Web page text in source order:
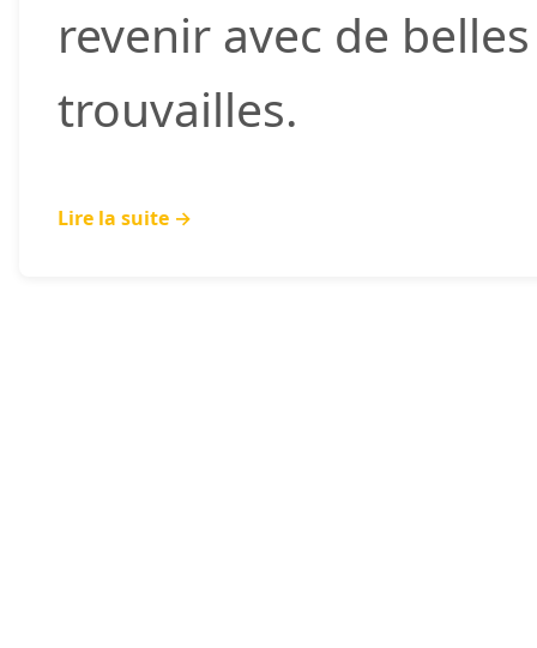
revenir avec de belles
trouvailles.
Lire la suite →